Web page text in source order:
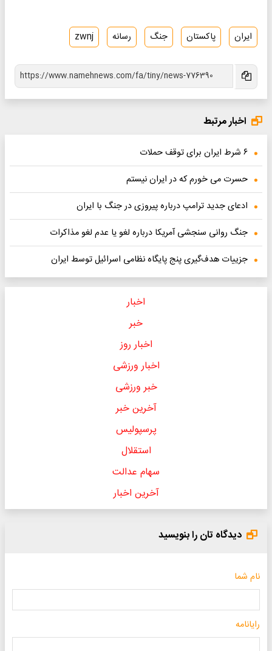
ایران پاکستان جنگ رسانه zwnj
اخبار مرتبط
۶ شرط ایران برای توقف حملات
حسرت می خورم که در ایران نیستم
ادعای جدید ترامپ درباره پیروزی در جنگ با ایران
جنگ روانی سنجشی آمریکا درباره لغو یا عدم لغو مذاکرات
جزییات هدف‌گیری پنج پایگاه نظامی اسرائیل توسط ایران
اخبار
خبر
اخبار روز
اخبار ورزشی
خبر ورزشی
آخرین خبر
پرسپولیس
استقلال
سهام عدالت
آخرین اخبار
دیدگاه تان را بنویسید
نام شما
رایانامه